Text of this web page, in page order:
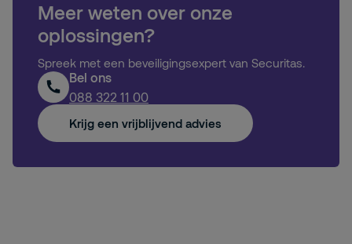
Meer weten over onze
oplossingen?
Spreek met een beveiligingsexpert van Securitas.
Bel ons
088 322 11 00
Krijg een vrijblijvend advies